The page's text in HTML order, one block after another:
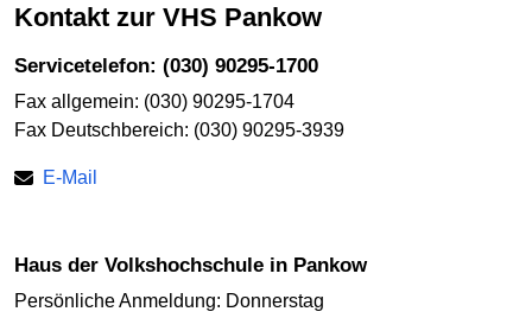
Kontakt zur VHS Pankow
Servicetelefon: (030) 90295-1700
Fax allgemein: (030) 90295-1704
Fax Deutschbereich: (030) 90295-3939
E-Mail
Haus der Volkshochschule in Pankow
Persönliche Anmeldung: Donnerstag